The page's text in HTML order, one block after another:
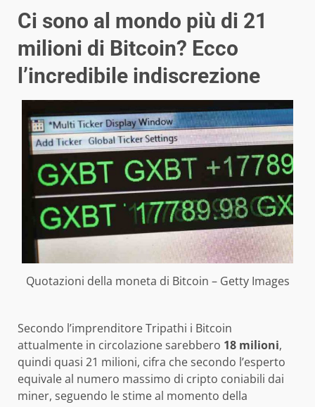
Ci sono al mondo più di 21
milioni di Bitcoin? Ecco
l’incredibile indiscrezione
Quotazioni della moneta di Bitcoin – Getty Images
Secondo l’imprenditore Tripathi i Bitcoin
attualmente in circolazione sarebbero 18 milioni,
quindi quasi 21 milioni, cifra che secondo l’esperto
equivale al numero massimo di cripto coniabili dai
miner, seguendo le stime al momento della